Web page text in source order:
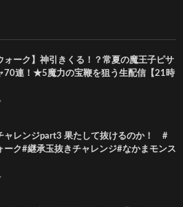
ォーク】神引きくる！？常夏の魔王子ピサ
70連！★5魔力の宝鞭を狙う生配信【21時
ャレンジpart3 果たして抜けるのか！ #
ーク#継承玉抜きチャレンジ#なかまモンス